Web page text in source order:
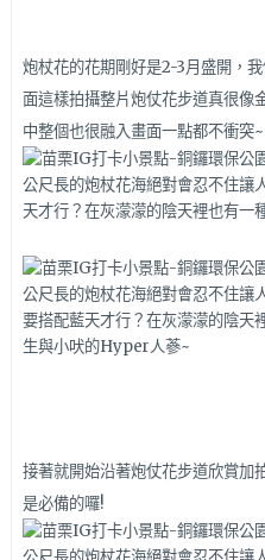
炮杖花的花期剛好是2-3月盛開，
面這樣拍攝整片炮仗花步道真很像
中整個也很融入畫面一點都不衝突~
接著就開始沿著炮仗花步道欣賞加
是必備的囉!